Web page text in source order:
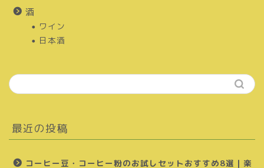
酒
ワイン
日本酒
最近の投稿
コーヒー豆・コーヒー粉のお試しセットおすすめ8選｜楽